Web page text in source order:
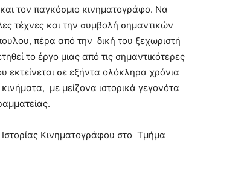
τον παγκόσμιο κινηματογράφο. Να
τέχνες και την συμβολή σημαντικών
πέρα από την δική του ξεχωριστή
το έργο μιας από τις σημαντικότερες
σε εξήντα ολόκληρα χρόνια
με μείζονα ιστορικά γεγονότα
Κινηματογράφου στο Τμήμα